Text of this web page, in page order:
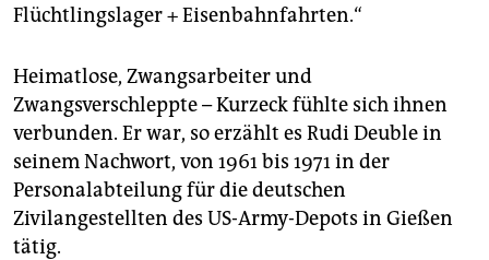
Flüchtlingslager + Eisenbahnfahrten.“
Heimatlose, Zwangsarbeiter und
Zwangsverschleppte – Kurzeck fühlte sich ihnen
verbunden. Er war, so ­erzählt es Rudi Deuble in
seinem Nachwort, von 1961 bis 1971 in der
Personalabteilung für die deutschen
Zivilangestellten des US-Army-Depots in Gießen
tätig.